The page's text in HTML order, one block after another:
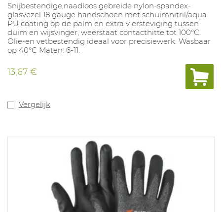
Snijbestendige,naadloos gebreide nylon-spandex-
glasvezel 18 gauge handschoen met schuimnitril/aqua
PU coating op de palm en extra v ersteviging tussen
duim en wijsvinger, weerstaat contacthitte tot 100°C.
Olie-en vetbestendig ideaal voor precisiewerk. Wasbaar
op 40°C Maten: 6-11.
13,67 €
Vergelijk